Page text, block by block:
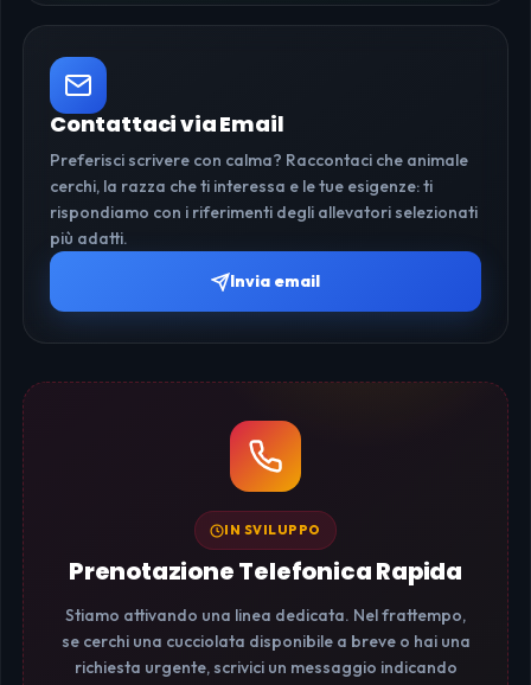
Contattaci via Email
Preferisci scrivere con calma? Raccontaci che animale
cerchi, la razza che ti interessa e le tue esigenze: ti
rispondiamo con i riferimenti degli allevatori selezionati
più adatti.
Invia email
IN SVILUPPO
Prenotazione Telefonica Rapida
Stiamo attivando una linea dedicata. Nel frattempo,
se cerchi una cucciolata disponibile a breve o hai una
richiesta urgente, scrivici un messaggio indicando